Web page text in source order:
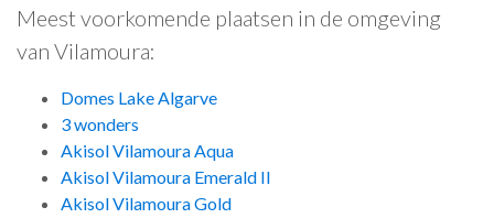
Meest voorkomende plaatsen in de omgeving
van Vilamoura:
Domes Lake Algarve
3 wonders
Akisol Vilamoura Aqua
Akisol Vilamoura Emerald II
Akisol Vilamoura Gold